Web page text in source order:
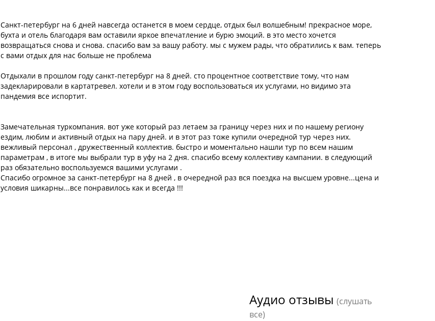
Санкт-петербург на 6 дней навсегда останется в моем сердце, отдых был волшебным! прекрасное море,
бухта и отель благодаря вам оставили яркое впечатление и бурю эмоций. в это место хочется
возвращаться снова и снова. спасибо вам за вашу работу. мы с мужем рады, что обратились к вам. теперь
с вами отдых для нас больше не проблема
Отдыхали в прошлом году санкт-петербург на 8 дней. сто процентное соответствие тому, что нам
задекларировали в картатревел. хотели и в этом году воспользоваться их услугами, но видимо эта
пандемия все испортит.
Замечательная туркомпания. вот уже который раз летаем за границу через них и по нашему региону
ездим, любим и активный отдых на пару дней. и в этот раз тоже купили очередной тур через них.
вежливый персонал , дружественный коллектив. быстро и моментально нашли тур по всем нашим
параметрам , в итоге мы выбрали тур в уфу на 2 дня. спасибо всему коллективу кампании. в следующий
раз обязательно воспользуемся вашими услугами .
Спасибо огромное за санкт-петербург на 8 дней , в очередной раз вся поездка на высшем уровне...цена и
условия шикарны...все понравилось как и всегда !!!
Аудио отзывы (слушать
все)